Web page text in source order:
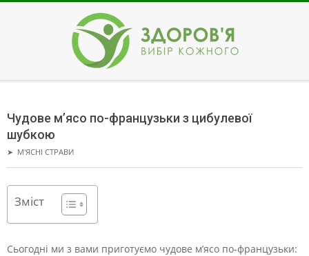
ЗДОРОВ'Я
Menu
Чудове м’ясо по-французьки з цибулевої
шубкою
➤ М'ЯСНІ СТРАВИ
Зміст
Сьогодні ми з вами приготуємо чудове м’ясо по-французьки: